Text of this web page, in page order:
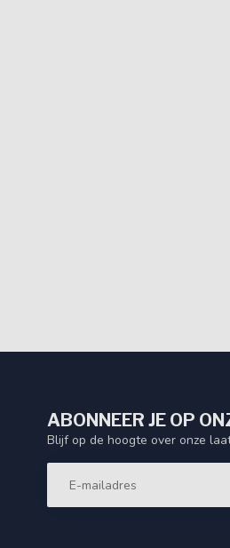
ABONNEER JE OP
Blijf op de hoogte over onze